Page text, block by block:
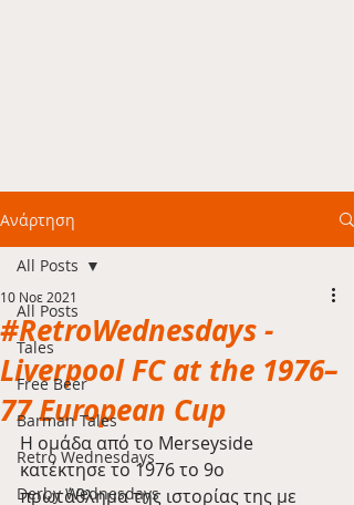
Ανάρτηση
All Posts
Tales
Free Beer
Barman Tales
Retro Wednesdays
Derby Wednesdays
All Posts
#RetroWednesdays -
Liverpool FC at the 1976–
77 European Cup
10 Νοε 2021
Η ομάδα από το Merseyside
κατέκτησε το 1976 το 9ο
πρωτάθλημα της ιστορίας της με